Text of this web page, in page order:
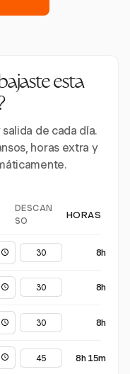
esta
de cada día.
horas extra y
DESCAN
SO
HORAS
8h
8h
8h
8h 15m